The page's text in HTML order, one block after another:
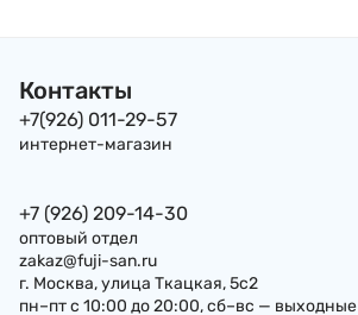
Контакты
+7(926) 011-29-57
интернет-магазин
+7 (926) 209-14-30
оптовый отдел
zakaz@fuji-san.ru
г. Москва, улица Ткацкая, 5с2
пн–пт с 10:00 до 20:00, сб–вс — выходные